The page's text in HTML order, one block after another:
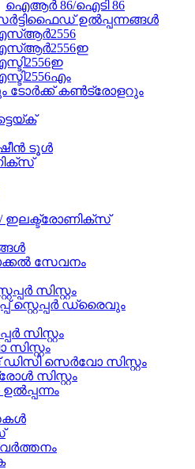
ഐആർ 86/ഐടി 86
ഉൽപ്പന്നങ്ങൾ
ടോർക്ക് കൺട്രോളറും
ടൂൾ
/ ഇലക്ട്രോണിക്സ്
സേവനം
സിസ്റ്റം
ഡ്രൈവും
സിസ്റ്റം
സെർവോ സിസ്റ്റം
സിസ്റ്റം